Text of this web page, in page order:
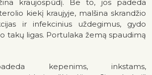
kraujospūdį. Be to, jos padeda
kiekį kraujyje, malšina skrandžio
ir infekcinius uždegimus, gydo
takų ligas. Portulaka žemą spaudimą
kepenims, inkstams,